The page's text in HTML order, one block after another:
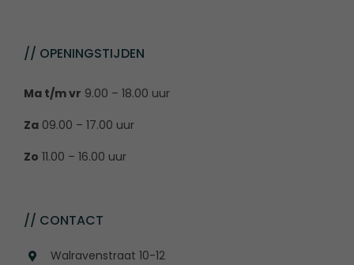
// OPENINGSTIJDEN
Ma t/m vr 9.00 – 18.00 uur
Za 09.00 – 17.00 uur
Zo 11.00 – 16.00 uur
// CONTACT
Walravenstraat 10-12